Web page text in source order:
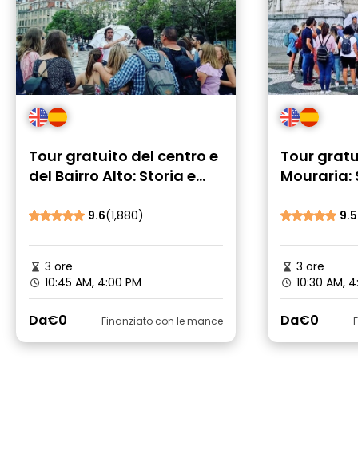
Tour gratuito del centro e
del Bairro Alto: Storia e
9.6(1,880)
3 ore
10:45 AM, 4:00 PM
Da€0 Finanziato con le mance
Tour
Mouraria:
9.5
3 ore
10:30 AM,
Da€0